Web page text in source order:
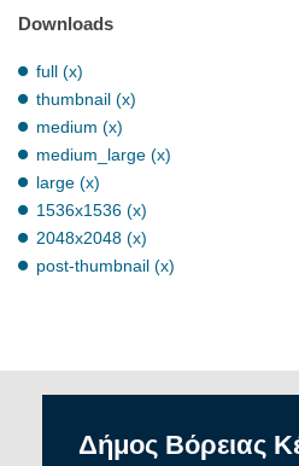
Downloads
full (x)
thumbnail (x)
medium (x)
medium_large (x)
large (x)
1536x1536 (x)
2048x2048 (x)
post-thumbnail (x)
Δήμος Βόρειας